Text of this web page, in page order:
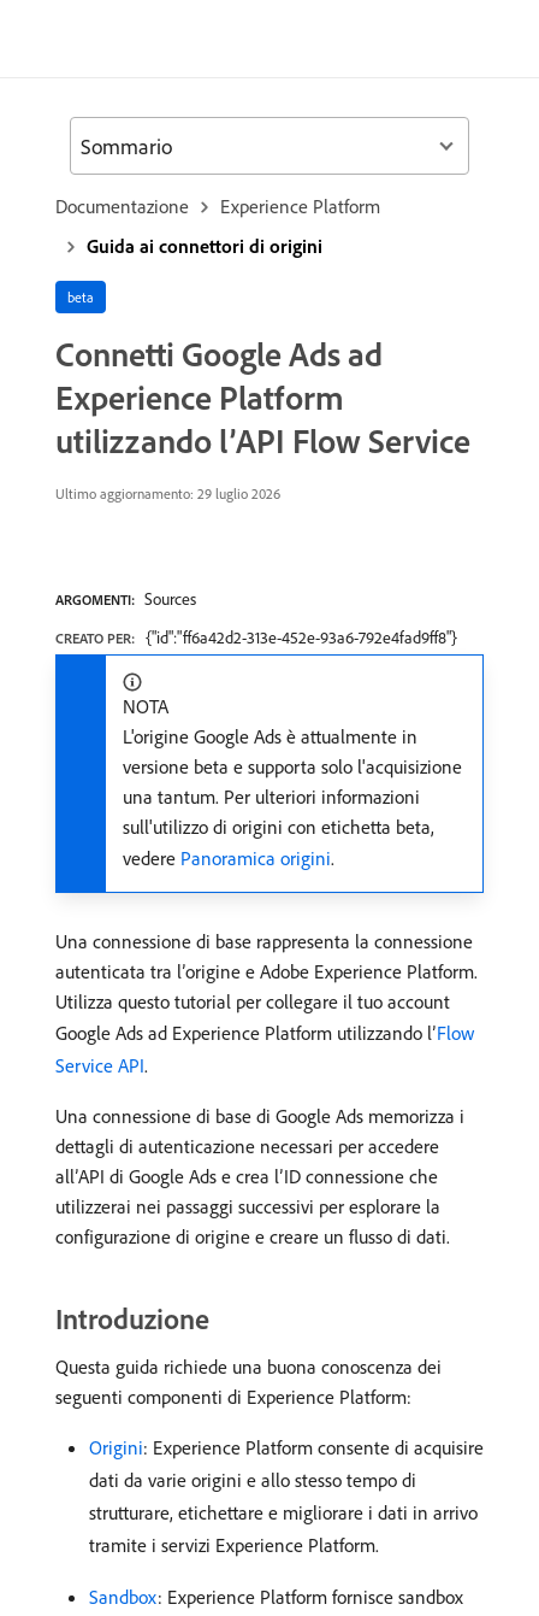
Documentazione
Experience Platform
Guida ai connettori di origini
beta
Connetti Google Ads ad
Experience Platform
utilizzando l’API Flow Service
Ultimo aggiornamento: 29 luglio 2026
ARGOMENTI: Sources
CREATO PER: {"id":"ff6a42d2-313e-452e-93a6-792e4fad9ff8"}
NOTA
L'origine Google Ads è attualmente in
versione beta e supporta solo l'acquisizione
una tantum. Per ulteriori informazioni
sull'utilizzo di origini con etichetta beta,
vedere Panoramica origini.
Una connessione di base rappresenta la connessione
autenticata tra l’origine e Adobe Experience Platform.
Utilizza questo tutorial per collegare il tuo account
Google Ads ad Experience Platform utilizzando l’Flow
Service API.
Una connessione di base di Google Ads memorizza i
dettagli di autenticazione necessari per accedere
all’API di Google Ads e crea l’ID connessione che
utilizzerai nei passaggi successivi per esplorare la
configurazione di origine e creare un flusso di dati.
Introduzione
Questa guida richiede una buona conoscenza dei
seguenti componenti di Experience Platform:
Origini: Experience Platform consente di acquisire
dati da varie origini e allo stesso tempo di
strutturare, etichettare e migliorare i dati in arrivo
tramite i servizi Experience Platform.
Sandbox: Experience Platform fornisce sandbox
Sommario